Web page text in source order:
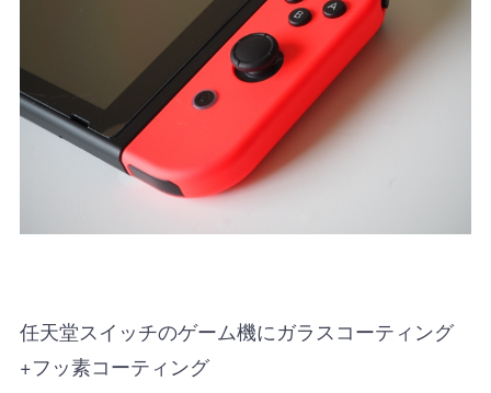
任天堂スイッチのゲーム機にガラスコーティング
+フッ素コーティング